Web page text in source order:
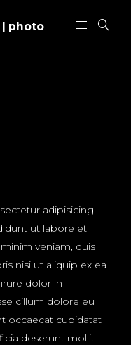
| photo
adipisicing
ut labore et
veniam, quis
nisi ut aliquip ex ea
dolor in
cillum dolore eu
occaecat cupidatat
deserunt mollit